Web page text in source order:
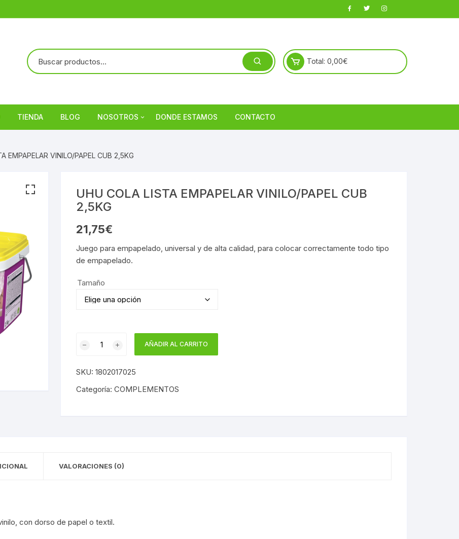
Total: 0,00€
TIENDA BLOG NOSOTROS DONDE ESTAMOS CONTACTO
EMPAPELAR VINILO/PAPEL CUB 2,5KG
UHU COLA LISTA EMPAPELAR VINILO/PAPEL CUB
2,5KG
21,75€
Juego para empapelado, universal y de alta calidad, para colocar correctamente todo tipo
de empapelado.
Tamaño
EMPAPELAR
VINILO/PAPEL
AÑADIR AL CARRITO
SKU: 1802017025
Categoría: COMPLEMENTOS
VALORACIONES (0)
con dorso de papel o textil.